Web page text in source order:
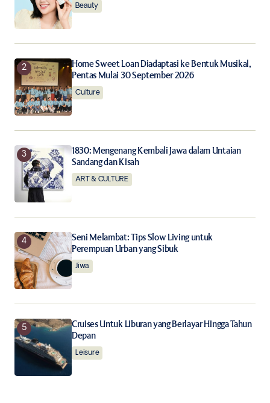
Save my name, email, and website in this browser for
the next time I comment.
Notify me of new posts by email.
Submit Comment
Beauty
Home Sweet Loan Diadaptasi ke Bentuk Musikal,
Pentas Mulai 30 September 2026
Culture
1830: Mengenang Kembali Jawa dalam Untaian
Sandang dan Kisah
ART & CULTURE
Seni Melambat: Tips Slow Living untuk
Perempuan Urban yang Sibuk
Jiwa
Cruises Untuk Liburan yang Berlayar Hingga Tahun
Depan
Leisure